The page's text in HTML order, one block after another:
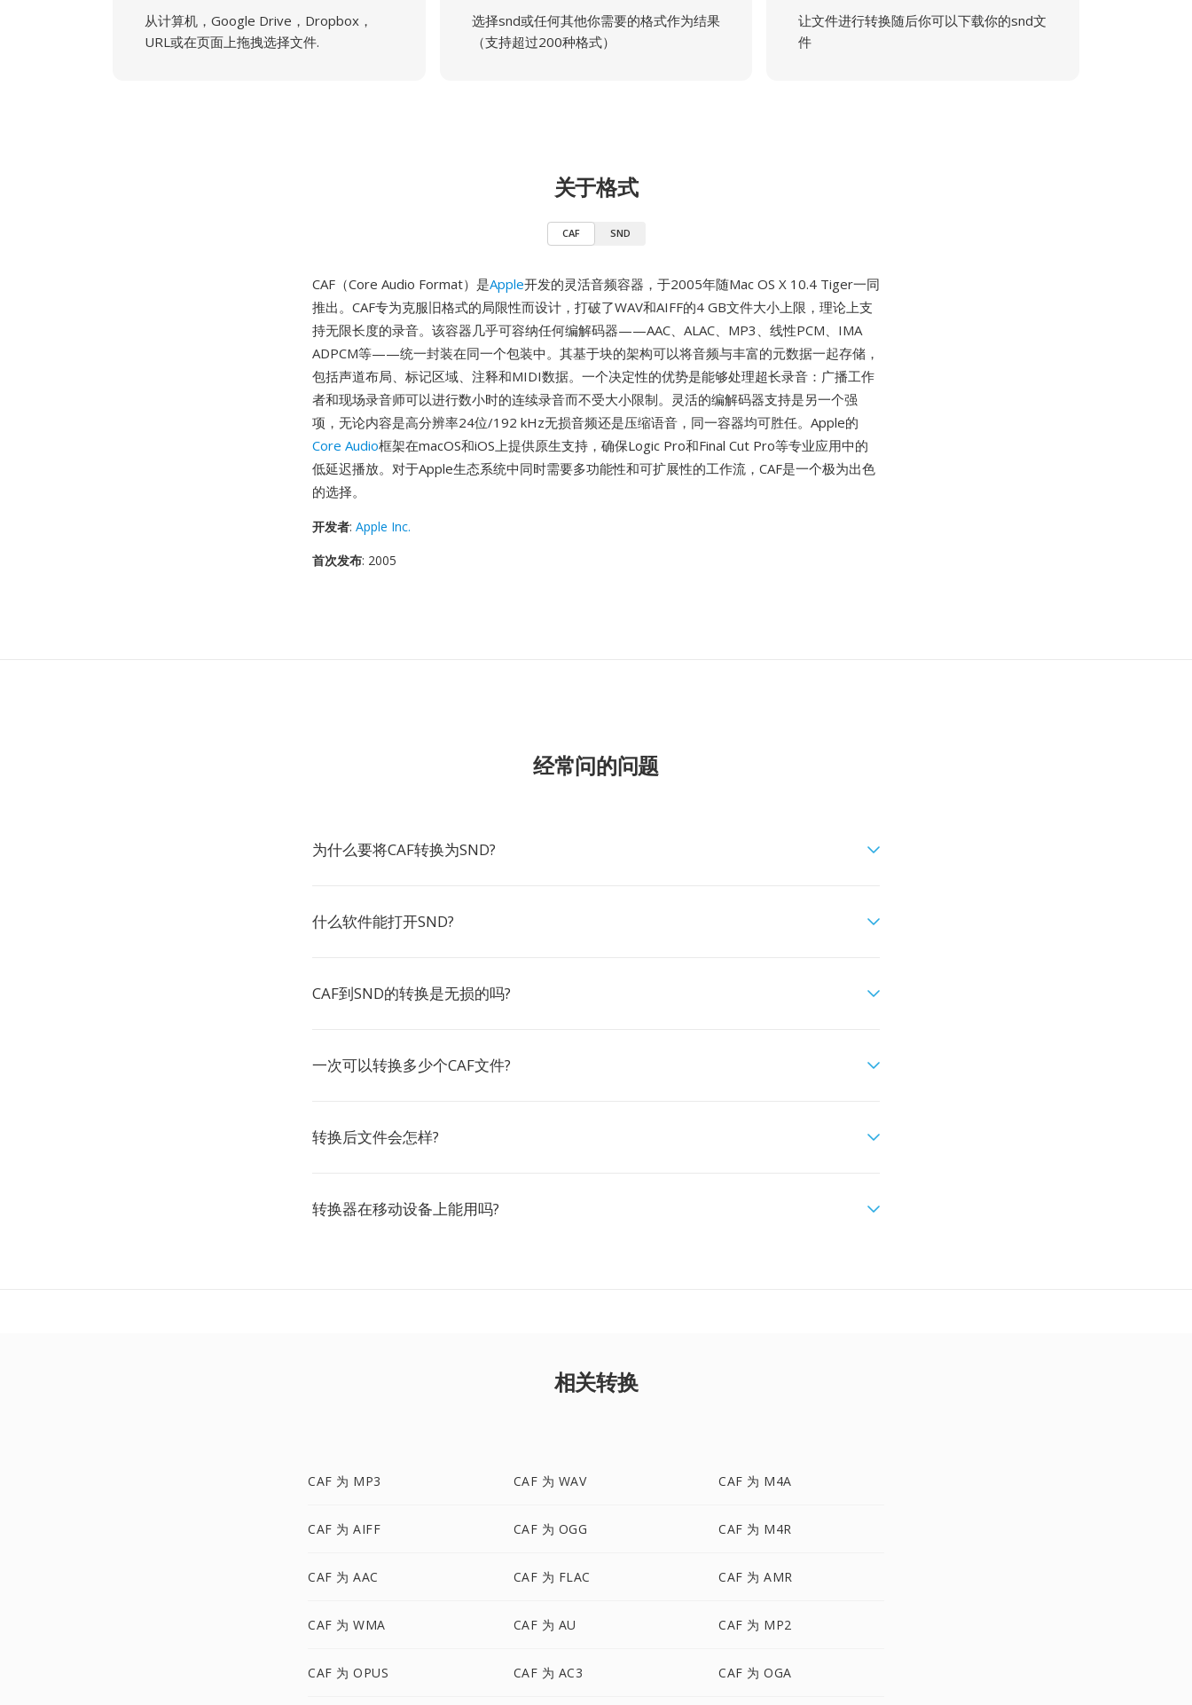
从计算机，Google Drive，Dropbox，
URL或在页面上拖拽选择文件.
选择snd或任何其他你需要的格式作为结果
（支持超过200种格式）
让文件进行转换随后你可以下载你的snd文
件
关于格式
CAF SND
CAF（Core Audio Format）是Apple开发的灵活音频容器，于2005年随Mac OS X 10.4 Tiger一同
推出。CAF专为克服旧格式的局限性而设计，打破了WAV和AIFF的4 GB文件大小上限，理论上支
持无限长度的录音。该容器几乎可容纳任何编解码器——AAC、ALAC、MP3、线性PCM、IMA
ADPCM等——统一封装在同一个包装中。其基于块的架构可以将音频与丰富的元数据一起存储，
包括声道布局、标记区域、注释和MIDI数据。一个决定性的优势是能够处理超长录音：广播工作
者和现场录音师可以进行数小时的连续录音而不受大小限制。灵活的编解码器支持是另一个强
项，无论内容是高分辨率24位/192 kHz无损音频还是压缩语音，同一容器均可胜任。Apple的
Core Audio框架在macOS和iOS上提供原生支持，确保Logic Pro和Final Cut Pro等专业应用中的
低延迟播放。对于Apple生态系统中同时需要多功能性和可扩展性的工作流，CAF是一个极为出色
的选择。
开发者: Apple Inc.
首次发布: 2005
经常问的问题
为什么要将CAF转换为SND?
什么软件能打开SND?
CAF到SND的转换是无损的吗?
一次可以转换多少个CAF文件?
转换后文件会怎样?
转换器在移动设备上能用吗?
相关转换
CAF 为 MP3 CAF 为 WAV CAF 为 M4A
CAF 为 AIFF CAF 为 OGG CAF 为 M4R
CAF 为 AAC CAF 为 FLAC CAF 为 AMR
CAF 为 WMA CAF 为 AU CAF 为 MP2
CAF 为 OPUS CAF 为 AC3 CAF 为 OGA